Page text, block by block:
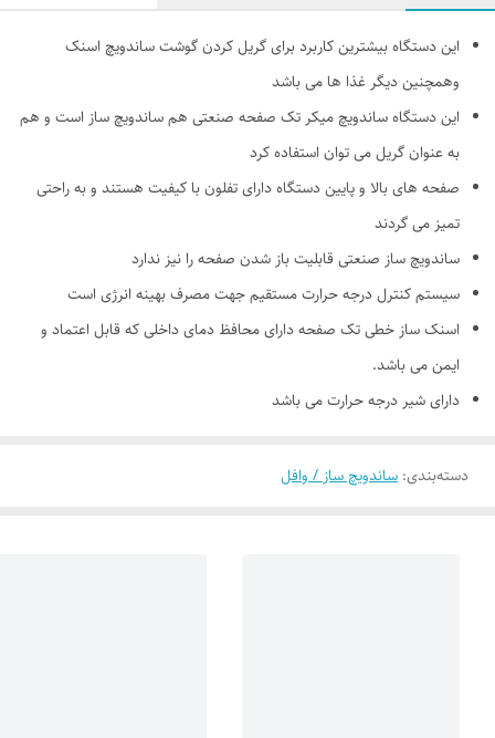
این دستگاه بیشترین کاربرد برای گریل کردن گوشت ساندویچ اسنک
وهمچنین دیگر غذا ها می باشد
این دستگاه ساندویچ میکر تک صفحه صنعتی هم ساندویچ ساز است و هم
به عنوان گریل می توان استفاده کرد
صفحه های بالا و پایین دستگاه دارای تفلون با کیفیت هستند و به راحتی
تمیز می گردند
ساندویچ ساز صنعتی قابلیت باز شدن صفحه را نیز ندارد
سیستم کنترل درجه حرارت مستقیم جهت مصرف بهینه انرژی است
اسنک ساز خطی تک صفحه دارای محافظ دمای داخلی که قابل اعتماد و
ایمن می باشد.
دارای شیر درجه حرارت می باشد
دسته‌بندی: ساندویچ ساز / وافل